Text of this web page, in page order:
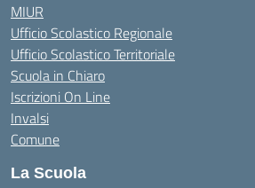
MIUR
Ufficio Scolastico Regionale
Ufficio Scolastico Territoriale
Scuola in Chiaro
Iscrizioni On Line
Invalsi
Comune
La Scuola